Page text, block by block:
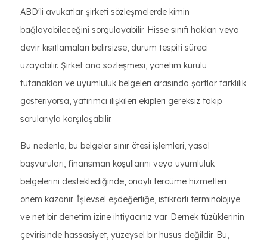
ABD'li avukatlar şirketi sözleşmelerde kimin
bağlayabileceğini sorgulayabilir. Hisse sınıfı hakları veya
devir kısıtlamaları belirsizse, durum tespiti süreci
uzayabilir. Şirket ana sözleşmesi, yönetim kurulu
tutanakları ve uyumluluk belgeleri arasında şartlar farklılık
gösteriyorsa, yatırımcı ilişkileri ekipleri gereksiz takip
sorularıyla karşılaşabilir.
Bu nedenle, bu belgeler sınır ötesi işlemleri, yasal
başvuruları, finansman koşullarını veya uyumluluk
belgelerini desteklediğinde, onaylı tercüme hizmetleri
önem kazanır. İşlevsel eşdeğerliğe, istikrarlı terminolojiye
ve net bir denetim izine ihtiyacınız var. Dernek tüzüklerinin
çevirisinde hassasiyet, yüzeysel bir husus değildir. Bu,